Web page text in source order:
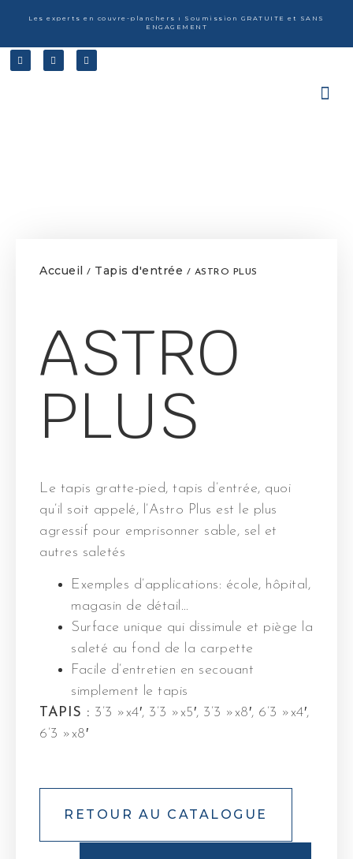
Les experts en couvre-planchers ı Soumission GRATUITE et SANS
ENGAGEMENT
Accueil / Tapis d'entrée / ASTRO PLUS
ASTRO
PLUS
Le tapis gratte-pied, tapis d’entrée, quoi
qu’il soit appelé, l’Astro Plus est le plus
agressif pour emprisonner sable, sel et
autres saletés
Exemples d’applications: école, hôpital,
magasin de détail…
Surface unique qui dissimule et piège la
saleté au fond de la carpette
Facile d’entretien en secouant
simplement le tapis
TAPIS : 3’3 »x4′, 3’3 »x5′, 3’3 »x8′, 6’3 »x4′,
6’3 »x8′
RETOUR AU CATALOGUE